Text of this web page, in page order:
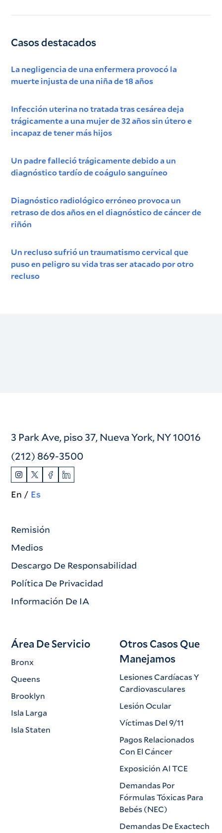
Casos destacados
La negligencia de una enfermera provocó la
muerte injusta de una niña de 18 años
Infección uterina no tratada tras cesárea deja
trágicamente a una mujer de 32 años sin útero e
incapaz de tener más hijos
Un padre falleció trágicamente debido a un
diagnóstico tardío de coágulo sanguíneo
Diagnóstico radiológico erróneo provoca un
retraso de dos años en el diagnóstico de cáncer de
riñón
Un recluso sufrió un traumatismo cervical que
puso en peligro su vida tras ser atacado por otro
recluso
3 Park Ave, piso 37, Nueva York, NY 10016
(212) 869-3500
En Es
Remisión
Medios
Descargo De Responsabilidad
Política De Privacidad
Información De IA
Área De Servicio
Bronx
Queens
Brooklyn
Isla Larga
Isla Staten
Otros Casos Que
Manejamos
Lesiones Cardíacas Y
Cardiovasculares
Lesión Ocular
Víctimas Del 9/11
Pagos Relacionados
Con El Cáncer
Exposición Al TCE
Demandas Por
Fórmulas Tóxicas Para
Bebés (NEC)
Demandas De Exactech